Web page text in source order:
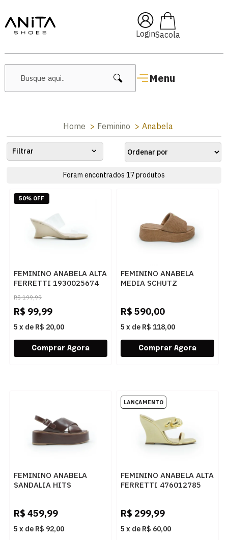
Login
Menu
Primeira Compra!
Home Feminino Anabela
Filtrar
Foram encontrados 17produtos
FEMININO ANABELA ALTA
FERRETTI 1930025674
VENETO SKIN
R$ 199,99
R$ 99,99
5 x de R$ 20,00
50% OFF
FEMININO ANABELA
MEDIA SCHUTZ
R$ 590,00
5 x de R$ 118,00
FEMININO ANABELA
SANDALIA HITS
R$ 459,99
5 x de R$ 92,00
FEMININO ANABELA ALTA
FERRETTI 476012785
R$ 299,99
5 x de R$ 60,00